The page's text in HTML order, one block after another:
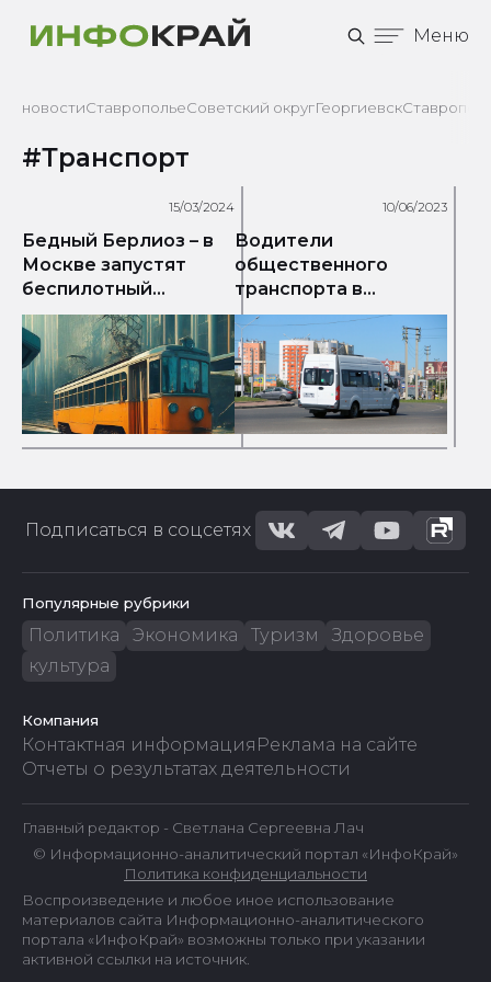
Меню
новостиСтавропольеСоветский округГеоргиевск
#Транспорт
15/03/2024
Бедный Берлиоз – в
Москве запустят
беспилотный
трамвай
10/06/2023
Водители
общественного
транспорта в
Ставрополе не
вышли на линии из-за
рейдов
Подписаться в соцсетях
Популярные рубрики
Политика Экономика Туризм
Здоровье
культура
Компания
Контактная информация Реклама на сайте
Отчеты о результатах деятельности
Главный редактор - Светлана Сергеевна Лач
© Информационно-аналитический портал «ИнфоКрай»
Политика конфиденциальности
Воспроизведение и любое иное использование
материалов сайта Информационно-аналитического
портала «ИнфоКрай» возможны только при указании
активной ссылки на источник.